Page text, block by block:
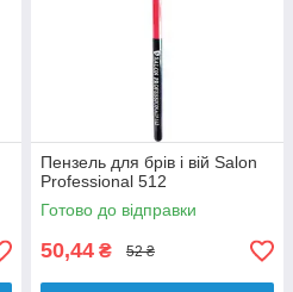
Пензель для брів і вій Salon
Professional 512
Готово до відправки
50,44 ₴ 52 ₴